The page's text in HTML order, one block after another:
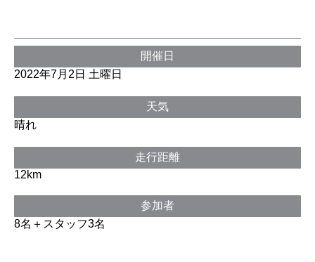
開催日
2022年7月2日 土曜日
天気
晴れ
走行距離
12km
参加者
8名＋スタッフ3名